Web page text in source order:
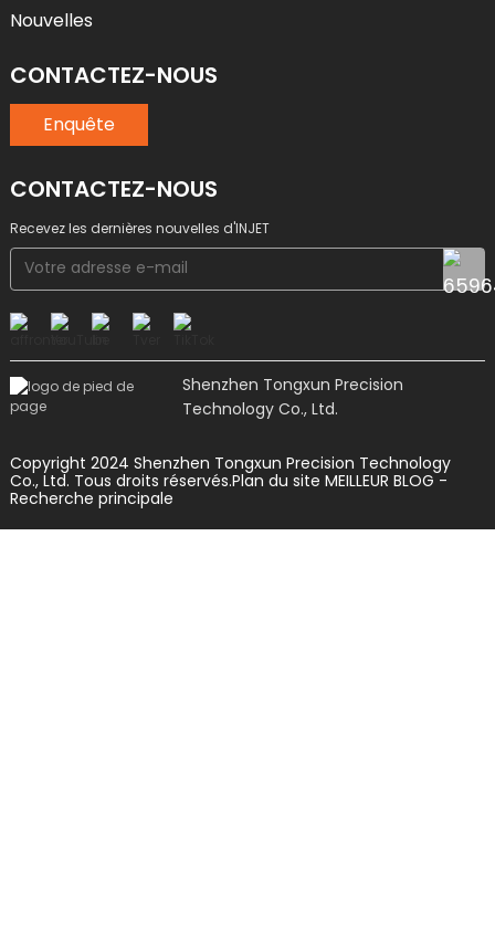
Nouvelles
CONTACTEZ-NOUS
Enquête
CONTACTEZ-NOUS
Recevez les dernières nouvelles d'INJET
Shenzhen Tongxun Precision
Technology Co., Ltd.
Copyright 2024 Shenzhen Tongxun Precision Technology
Co., Ltd. Tous droits réservés.Plan du site MEILLEUR BLOG -
Recherche principale